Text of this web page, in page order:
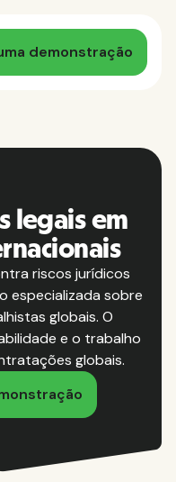
demonstração
legais em
riscos jurídicos
especializada sobre
globais. O
e o trabalho
globais.